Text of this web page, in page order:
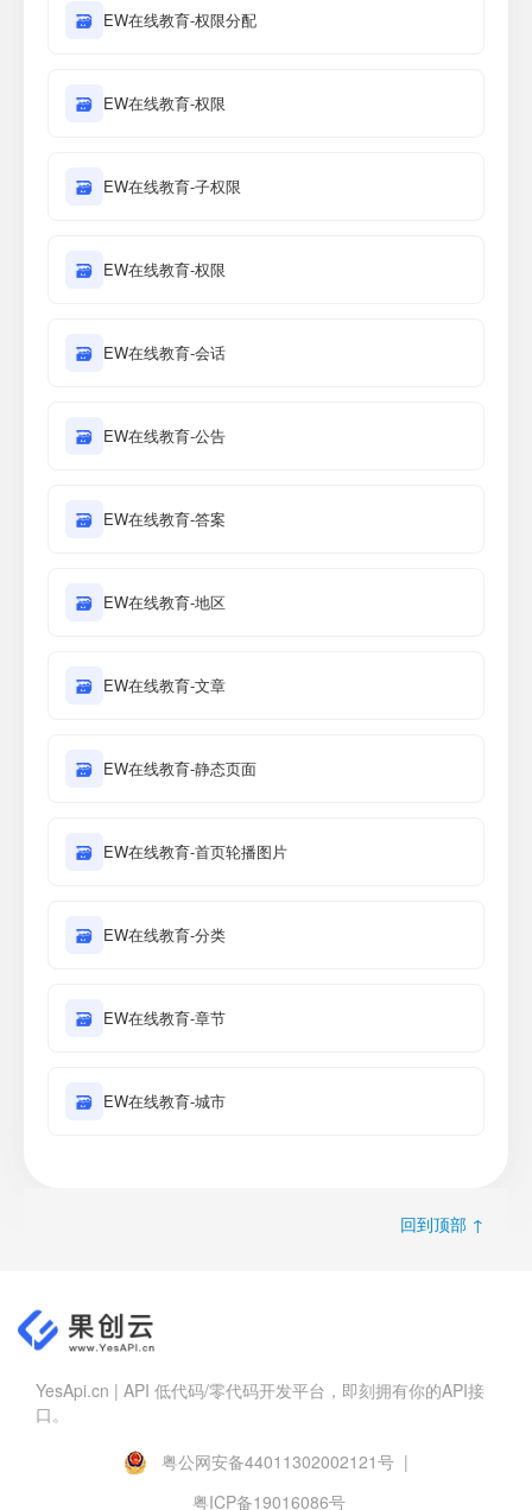
🗃 EW在线教育-权限分配
🗃 EW在线教育-权限
🗃 EW在线教育-子权限
🗃 EW在线教育-权限
🗃 EW在线教育-会话
🗃 EW在线教育-公告
🗃 EW在线教育-答案
🗃 EW在线教育-地区
🗃 EW在线教育-文章
🗃 EW在线教育-静态页面
🗃 EW在线教育-首页轮播图片
🗃 EW在线教育-分类
🗃 EW在线教育-章节
🗃 EW在线教育-城市
回到顶部 ↑
YesApi.cn | API 低代码/零代码开发平台，即刻拥有你的API接
口。
粤公网安备44011302002121号 |
粤ICP备19016086号